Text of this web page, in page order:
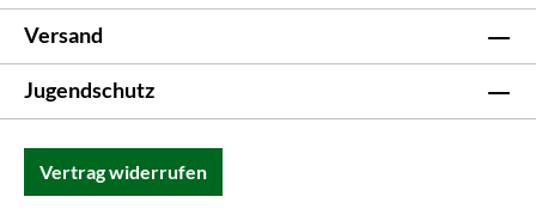
Versand
Jugendschutz
Vertrag widerrufen